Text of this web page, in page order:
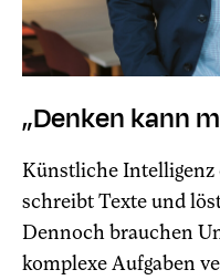
„Denken kann
Künstliche Intelligenz
schreibt Texte und
Dennoch brauchen
komplexe Aufgaben